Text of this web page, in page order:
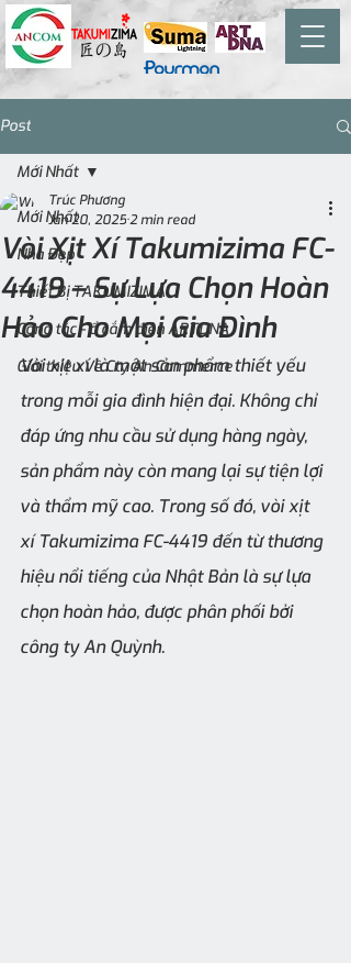
Post
Mới Nhất
Nhà Đẹp
Thiết Bị TAKUMIZIMA
Công tắc - ổ cắm điện ARTDNA
Giới thiệu Về Cty An Commerce
Mới Nhất
Vòi Xịt Xí Takumizima FC-
4419 – Sự Lựa Chọn Hoàn
Hảo Cho Mọi Gia Đình
Trúc Phương
Jan 20, 20252 min read
Vòi xịt xí là một sản phẩm thiết yếu
trong mỗi gia đình hiện đại. Không chỉ
đáp ứng nhu cầu sử dụng hàng ngày,
sản phẩm này còn mang lại sự tiện lợi
và thẩm mỹ cao. Trong số đó, vòi xịt
xí Takumizima FC-4419 đến từ thương
hiệu nổi tiếng của Nhật Bản là sự lựa
chọn hoàn hảo, được phân phối bởi
công ty An Quỳnh.